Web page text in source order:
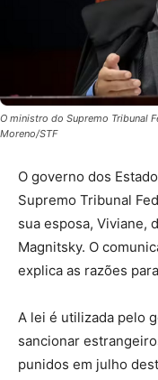
O ministro do Supremo Tribunal
Moreno/STF
O governo dos
Supremo Tribunal
sua esposa, Viviane,
Magnitsky. O
explica as razões
A lei é utilizada pelo
sancionar
punidos em julho